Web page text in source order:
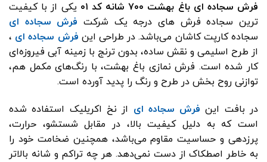
فرش سجاده‌ ای باغ بهشت ۷۰۰ شانه کد ۰۱
یکی از با کیفیت‌
ترین سجاده‌ فرش‌ های درجه یک شرکت فرش سجاده ای
سجاده‌ کارپت کاشان می‌باشد. در طراحی این فرش سجاده ای ،
از طرح اسلیمی و نقش ساده، بدون ترنج با زمینه آبی فیروزه‌ای
کار شده است. فرش نمازی باغ بهشت، با رنگ‌های مکمل هم،
توازنی روح‌ بخش در طرح و رنگ را پدید آورده است.
در بافت این فرش سجاده ای از نخ اکریلیک استفاده شده
است که به دلیل کیفیت بالا، در مقابل شستشو، حرارت،
پرزدهی و حساسیت مقاوم می‌باشد، همچنین ضخامت خود را
به خاطر اصطکاک از دست نمی‌دهد. هر چه تراکم و شانه بالاتر